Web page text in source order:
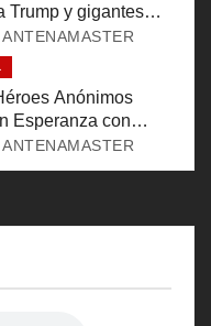
Trump y gigantes
ANTENAMASTER
Anónimos
Esperanza con
Tras Sismos
ANTENAMASTER